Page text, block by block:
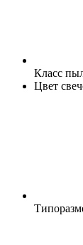
Класс
Цвет